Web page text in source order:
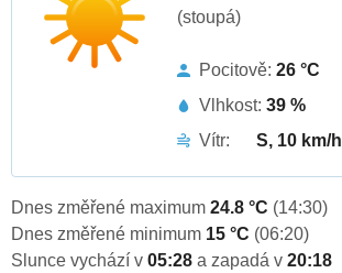
(stoupá)
Pocitově: 26 °C
Vlhkost: 39 %
Vítr:
S, 10 km/h
Dnes změřené maximum 24.8 °C (14:30)
Dnes změřené minimum 15 °C (06:20)
Slunce vychází v 05:28 a zapadá v 20:18